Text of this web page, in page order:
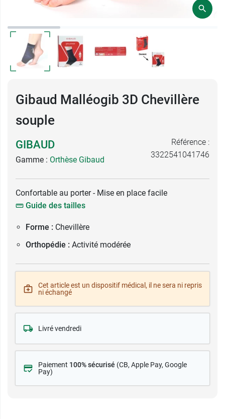
Gibaud Malléogib 3D Chevillère
souple
GIBAUD
Gamme : Orthèse Gibaud
Référence :
3322541041746
Confortable au porter - Mise en place facile
Guide des tailles
Forme : Chevillère
Orthopédie : Activité modérée
Cet article est un dispositif médical, il ne sera ni repris
ni échangé
Livré vendredi
Paiement 100% sécurisé (CB, Apple Pay, Google
Pay)